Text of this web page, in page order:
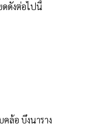
ดังต่อไปนี้
คล้อ บึงนาราง